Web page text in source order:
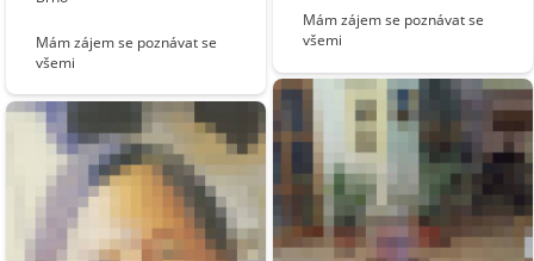
Mám zájem se poznávat se
všemi
Mám zájem se poznávat se
všemi